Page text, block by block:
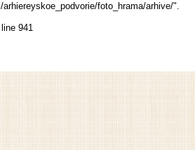
foto_hrama/arhive/".
, line 941